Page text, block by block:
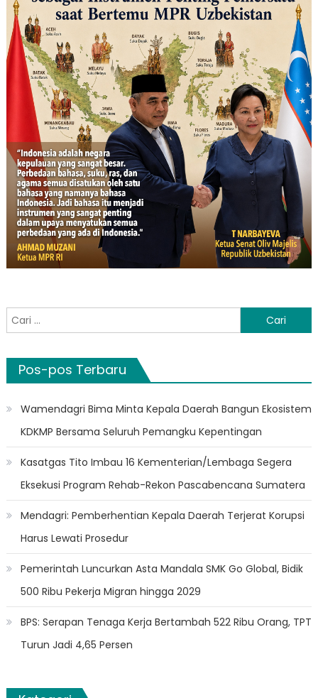
Cari
untuk:
Pos-pos Terbaru
Wamendagri Bima Minta Kepala Daerah Bangun Ekosistem
KDKMP Bersama Seluruh Pemangku Kepentingan
Kasatgas Tito Imbau 16 Kementerian/Lembaga Segera
Eksekusi Program Rehab-Rekon Pascabencana Sumatera
Mendagri: Pemberhentian Kepala Daerah Terjerat Korupsi
Harus Lewati Prosedur
Pemerintah Luncurkan Asta Mandala SMK Go Global, Bidik
500 Ribu Pekerja Migran hingga 2029
BPS: Serapan Tenaga Kerja Bertambah 522 Ribu Orang, TPT
Turun Jadi 4,65 Persen